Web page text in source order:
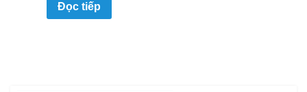
Đọc tiếp